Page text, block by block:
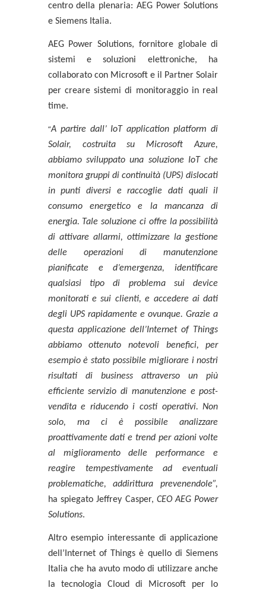
centro della plenaria: AEG Power Solutions
e Siemens Italia.
AEG Power Solutions, fornitore globale di
sistemi e soluzioni elettroniche, ha
collaborato con Microsoft e il Partner Solair
per creare sistemi di monitoraggio in real
time.
“A partire dall’ IoT application platform di
Solair, costruita su Microsoft Azure,
abbiamo sviluppato una soluzione IoT che
monitora gruppi di continuità (UPS) dislocati
in punti diversi e raccoglie dati quali il
consumo energetico e la mancanza di
energia. Tale soluzione ci offre la possibilità
di attivare allarmi, ottimizzare la gestione
delle operazioni di manutenzione
pianificate e d’emergenza, identificare
qualsiasi tipo di problema sui device
monitorati e sui clienti, e accedere ai dati
degli UPS rapidamente e ovunque. Grazie a
questa applicazione dell’Internet of Things
abbiamo ottenuto notevoli benefici, per
esempio è stato possibile migliorare i nostri
risultati di business attraverso un più
efficiente servizio di manutenzione e post-
vendita e riducendo i costi operativi. Non
solo, ma ci è possibile analizzare
proattivamente dati e trend per azioni volte
al miglioramento delle performance e
reagire tempestivamente ad eventuali
problematiche, addirittura prevenendole”,
ha spiegatoJeffrey Casper, CEO AEG Power
Solutions.
Altro esempio interessante di applicazione
dell’Internet of Things è quello diSiemens
Italia che ha avuto modo di utilizzare anche
la tecnologia Cloud di Microsoft per lo